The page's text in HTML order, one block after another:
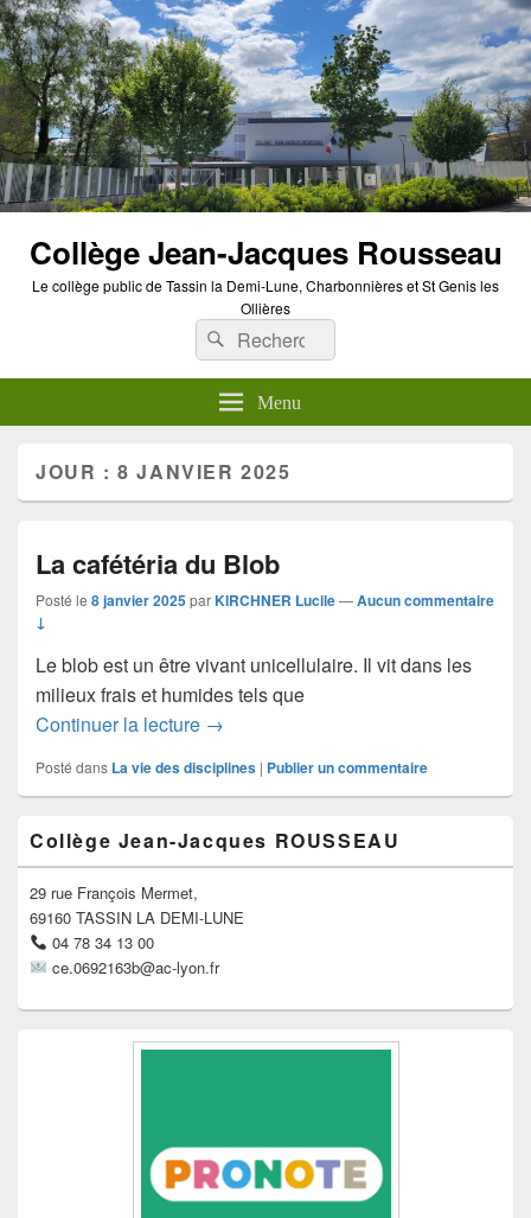
Collège Jean-Jacques Rousseau
Le collège public de Tassin la Demi-Lune, Charbonnières et St Genis les
Ollières
Recherche :
Rechercher
Menu
JOUR :8 JANVIER 2025
La cafétéria du Blob
Posté le 8 janvier 2025parKIRCHNER Lucile—Aucun commentaire
↓
Le blob est un être vivant unicellulaire. Il vit dans les
milieux frais et humides tels que
Continuer la lecture La cafétéria du Blob
→
Posté dans La vie des disciplines | Publier un commentaire
principale
de
widget
pour
barre
latérale
Collège Jean-Jacques ROUSSEAU
29 rue François Mermet,
69160 TASSIN LA DEMI-LUNE
04 78 34 13 00
ce.0692163b@ac-lyon.fr
Panneau de gestion des cookies